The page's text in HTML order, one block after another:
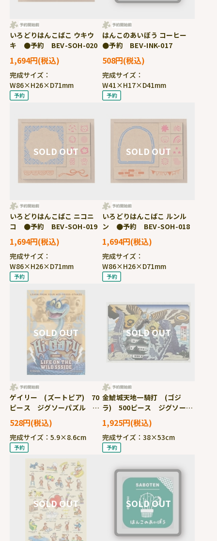
いろどりはんこばこ ウキウ
キ ●予約 BEV-SOH-020
1,694円
完成サイズ：
W86×H26×D71mm
はんこのあいぼう コーヒー
●予約 BEV-INK-017
508円
完成サイズ：
W41×H17×D41mm
いろどりはんこばこ ニコニ
コ ●予約 BEV-SOH-019
1,694円
完成サイズ：
W86×H26×D71mm
いろどりはんこばこ ルンル
ン ●予約 BEV-SOH-018
1,694円
完成サイズ：
W86×H26×D71mm
ゲイリー (ズートピア) 70
ピース ジグソーパズル ●
予約 YAM-70-92
528円
完成サイズ：5.9×8.6cm
金鯱城天地一騎打 (ゴジ
ラ) 500ピース ジグソーパ
ズル ●予約 YAM-05-
1106
1,925円
完成サイズ：38×53cm